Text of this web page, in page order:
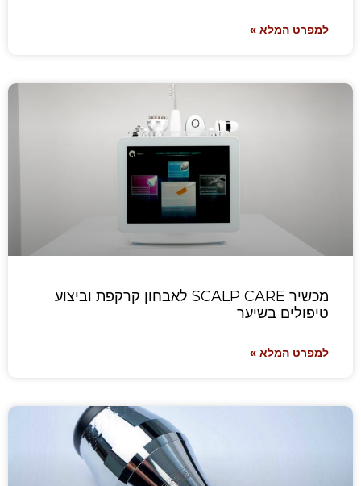
למפרט המלא »
מכשיר SCALP CARE לאבחון קרקפת וביצוע
טיפולים בשיער
למפרט המלא »